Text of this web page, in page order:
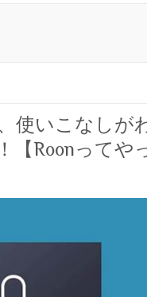
使いこなしが
【Roonってや